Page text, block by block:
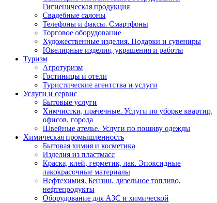
Гигиеническая продукция
Свадебные салоны
Телефоны и факсы. Смартфоны
Торговое оборудование
Художественные изделия. Подарки и сувениры
Ювелирные изделия, украшения и работы
Туризм
Агротуризм
Гостиницы и отели
Туристические агентства и услуги
Услуги и сервис
Бытовые услуги
Химчистки, прачечные. Услуги по уборке квартир,
офисов, города
Швейные ателье. Услуги по пошиву одежды
Химическая промышленность
Бытовая химия и косметика
Изделия из пластмасс
Краска, клей, герметик, лак. Эпоксидные
лакокрасочные материалы
Нефтехимия. Бензин, дизельное топливо,
нефтепродукты
Оборудование для АЗС и химической